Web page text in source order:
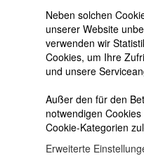
Neben solchen
unserer Website
verwenden wir
Cookies, um Ihre
und unsere
Außer den für den
notwendigen
Cookie-Kategorien
Erweiterte